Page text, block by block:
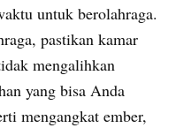
untuk berolahraga.
pastikan kamar
mengalihkan
yang bisa Anda
mengangkat ember,